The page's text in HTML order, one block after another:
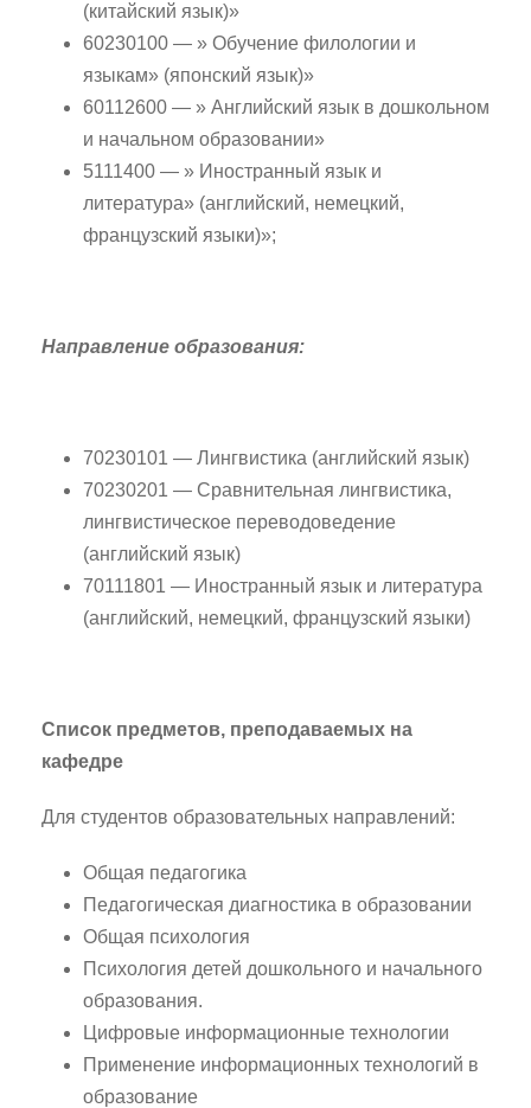
(китайский язык)»
60230100 — » Обучение филологии и
языкам» (японский язык)»
60112600 — » Английский язык в дошкольном
и начальном образовании»
5111400 — » Иностранный язык и
литература» (английский, немецкий,
французский языки)»;
Направление образования:
70230101 — Лингвистика (английский язык)
70230201 — Сравнительная лингвистика,
лингвистическое переводоведение
(английский язык)
70111801 — Иностранный язык и литература
(английский, немецкий, французский языки)
Список предметов, преподаваемых на
кафедре
Для студентов образовательных направлений:
Общая педагогика
Педагогическая диагностика в образовании
Общая психология
Психология детей дошкольного и начального
образования.
Цифровые информационные технологии
Применение информационных технологий в
образование